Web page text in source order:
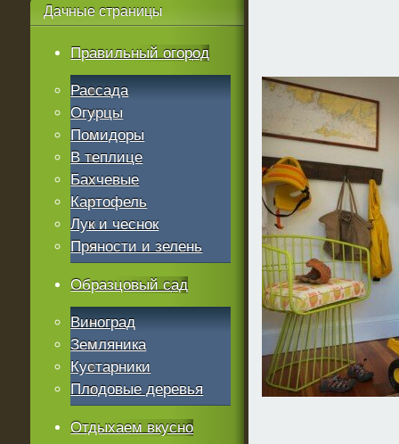
Дачные страницы
Правильный огород
Рассада
Огурцы
Помидоры
В теплице
Бахчевые
Картофель
Лук и чеснок
Пряности и зелень
Образцовый сад
Виноград
Земляника
Кустарники
Плодовые деревья
Отдыхаем вкусно